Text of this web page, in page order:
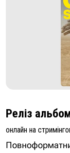
Реліз
онлайн на